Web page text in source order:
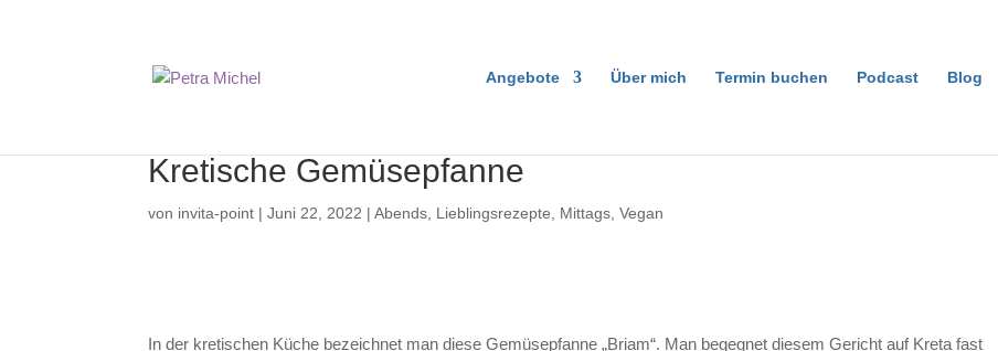
Angebote Über mich Termin buchen Podcast Blog
Kretische Gemüsepfanne
von invita-point |Juni 22, 2022 |Abends Lieblingsrezepte Mittags ,Vegan
In der kretischen Küche bezeichnet man diese Gemüsepfanne „Briam“. Man begegnet diesem Gericht auf Kreta fast